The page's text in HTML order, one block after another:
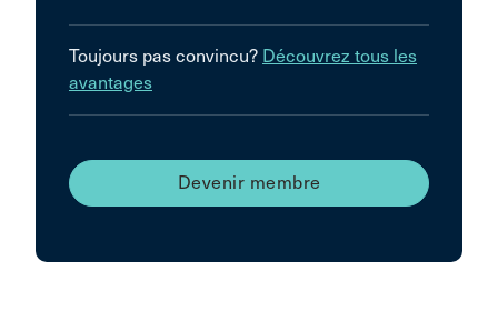
Toujours pas convincu? Découvrez tous les
avantages
Devenir membre